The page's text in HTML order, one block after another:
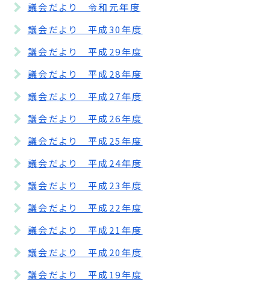
議会だより 令和元年度
議会だより 平成30年度
議会だより 平成29年度
議会だより 平成28年度
議会だより 平成27年度
議会だより 平成26年度
議会だより 平成25年度
議会だより 平成24年度
議会だより 平成23年度
議会だより 平成22年度
議会だより 平成21年度
議会だより 平成20年度
議会だより 平成19年度